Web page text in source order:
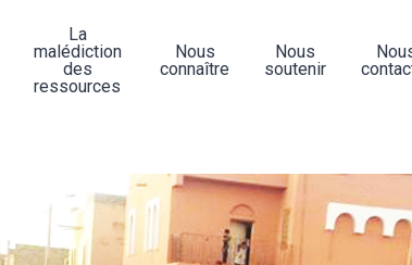
La
malédiction
des
ressources
Nous
connaître
Nous
soutenir